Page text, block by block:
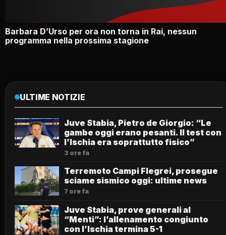
Barbara D’Urso per ora non torna in Rai, nessun
programma nella prossima stagione
ULTIME NOTIZIE
Juve Stabia, Pietro de Giorgio: “Le
gambe oggi erano pesanti. Il test con
l’Ischia era soprattutto fisico”
3 ore fa
Terremoto Campi Flegrei, prosegue
sciame sismico oggi: ultime news
7 ore fa
Juve Stabia, prove generali al
“Menti”: l’allenamento congiunto
con l’Ischia termina 5-1